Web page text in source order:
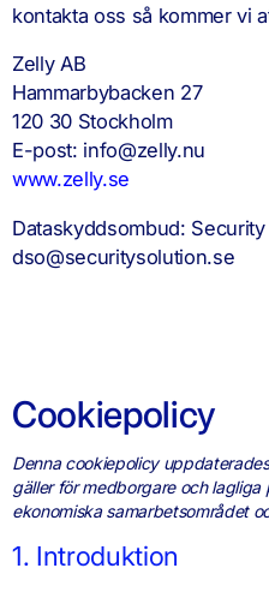
kontakta oss så kommer vi
Zelly AB
Hammarbybacken 27
120 30 Stockholm
E-post: info@zelly.nu
www.zelly.se
Dataskyddsombud:
dso@securitysolution.se
Cookiepolicy
Denna cookiepolicy
gäller för medborgare och lagliga
ekonomiska samarbetsområdet
1. Introduktion